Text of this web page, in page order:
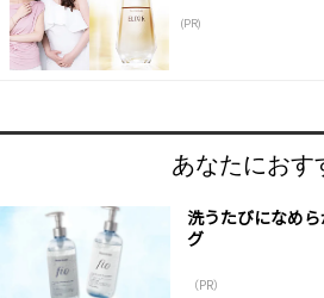
(PR)
あなたにおす
洗うたびになめ
グ
（PR）